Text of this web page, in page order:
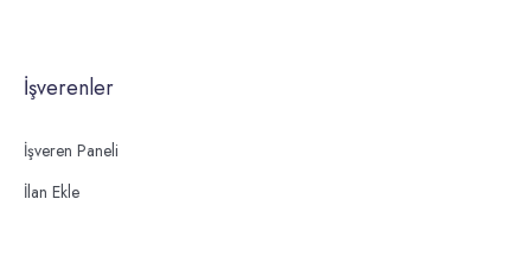
İşverenler
İşveren Paneli
İlan Ekle